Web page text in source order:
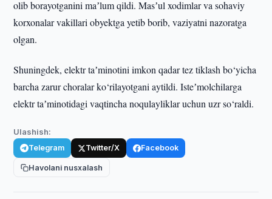
olib borayotganini maʼlum qildi. Masʼul xodimlar va sohaviy
korxonalar vakillari obyektga yetib borib, vaziyatni nazoratga
olgan.
Shuningdek, elektr taʼminotini imkon qadar tez tiklash bo‘yicha
barcha zarur choralar ko‘rilayotgani aytildi. Isteʼmolchilarga
elektr taʼminotidagi vaqtincha noqulayliklar uchun uzr so‘raldi.
Ulashish:
Telegram Twitter/X Facebook
Havolani nusxalash